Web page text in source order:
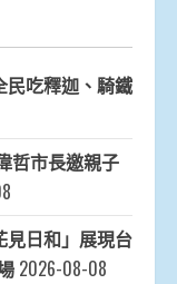
民吃釋迦、騎鐵
哲市長邀親子
日和」展現台
2026-08-08